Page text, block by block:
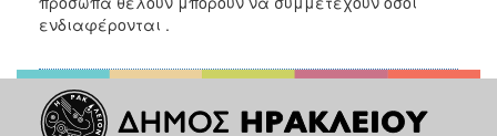
ενδιαφέρονται .